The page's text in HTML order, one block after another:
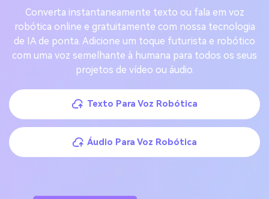
Converta instantaneamente texto ou fala em voz
robótica online e gratuitamente com nossa tecnologia
de IA de ponta. Adicione um toque futurista e robótico
com uma voz semelhante à humana para todos os seus
projetos de vídeo ou áudio.
Texto Para Voz Robótica
Áudio Para Voz Robótica